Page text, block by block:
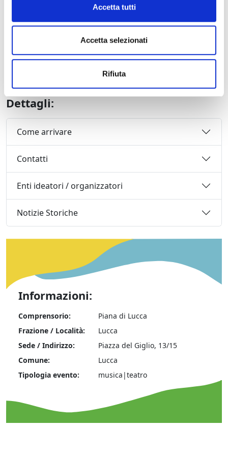
Accetta tutti
Accetta selezionati
Rifiuta
cui collaborazione è stato realizzato il progetto “Puccini
nel Novecento”, un progetto pluriennale che prevede la
messa in scena delle opere del più celebre compositore
drammaturgia riguardanti la sua opera.
Dettagli:
Come arrivare
Contatti
Enti ideatori / organizzatori
Notizie Storiche
Informazioni:
Comprensorio:
Piana di Lucca
Frazione / Località:
Lucca
Sede / Indirizzo:
Piazza del Giglio, 13/15
Comune:
Lucca
Tipologia evento:
musica|teatro